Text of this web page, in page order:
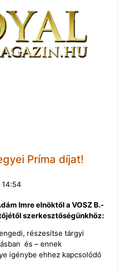
Príma díjat!
14:54
Imre elnöktől a VOSZ B.-
szerkesztőségünkhöz:
részesítse tárgyi
és – ennek
igénybe ehhez kapcsolódó